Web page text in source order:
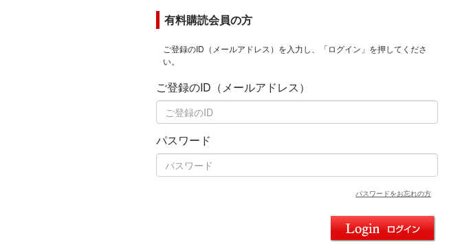
有料購読会員の方
ご登録のID（メールアドレス）を入力し、「ログイン」を押してくださ
い。
ご登録のID（メールアドレス）
パスワード
パスワードをお忘れの方